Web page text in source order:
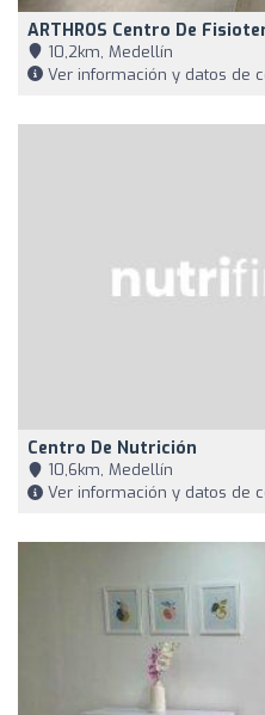
ARTHROS Centro De
10,2km, Medellín
Ver información y datos de
Centro De Nutrición
10,6km, Medellín
Ver información y datos de